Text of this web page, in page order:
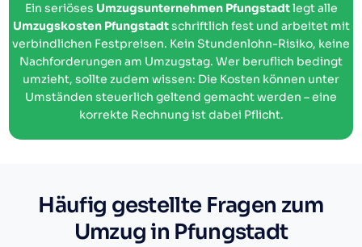
Ein seriöses Umzugsunternehmen Pfungstadtlegt alle
Umzugskosten Pfungstadtschriftlich fest und arbeitet mit
verbindlichen Festpreisen. Kein Stundenlohn-Risiko, keine
Nachforderungen am Umzugstag. Wer beruflich bedingt
umzieht, sollte zudem wissen: Die Kosten können unter
Umständen steuerlich geltend gemacht werden – eine
korrekte Rechnung ist dabei Pflicht.
Häufig gestellte Fragen zum
Umzug in Pfungstadt